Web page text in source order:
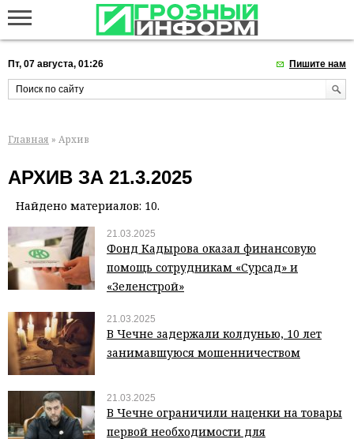
Пт, 07 августа, 01:26 Пишите нам
Главная » Архив
АРХИВ ЗА 21.3.2025
Найдено материалов: 10.
21.03.2025
Фонд Кадырова оказал финансовую
помощь сотрудникам «Сурсад» и
«Зеленстрой»
21.03.2025
В Чечне задержали колдунью, 10 лет
занимавшуюся мошенничеством
21.03.2025
В Чечне ограничили наценки на товары
первой необходимости для